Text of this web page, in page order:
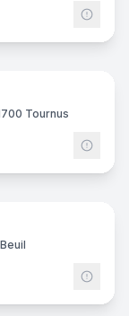
29
Tournus
24